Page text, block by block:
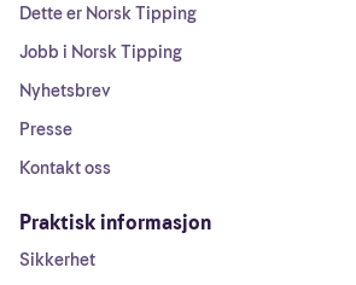
Dette er Norsk Tipping
Jobb i Norsk Tipping
Nyhetsbrev
Presse
Kontakt oss
Praktisk informasjon
Sikkerhet